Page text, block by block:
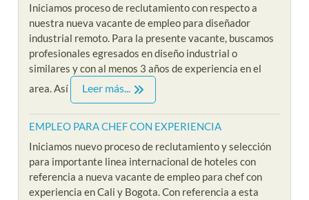
Iniciamos proceso de reclutamiento con respecto a
nuestra nueva vacante de empleo para diseñador
industrial remoto. Para la presente vacante, buscamos
profesionales egresados en diseño industrial o
similares y con al menos 3 años de experiencia en el
area. Así
Leer más...
EMPLEO PARA CHEF CON EXPERIENCIA
Iniciamos nuevo proceso de reclutamiento y selección
para importante linea internacional de hoteles con
referencia a nueva vacante de empleo para chef con
experiencia en Cali y Bogota. Con referencia a esta